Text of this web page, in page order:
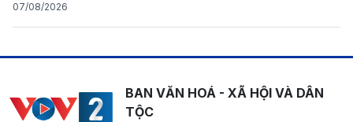
07/08/2026
BAN VĂN HOÁ - XÃ HỘI VÀ DÂN
TỘC